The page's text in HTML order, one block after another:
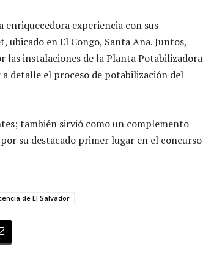
experiencia con sus
en El Congo, Santa Ana. Juntos,
instalaciones de la Planta Potabilizadora
detalle el proceso de potabilización del
también sirvió como un complemento
su destacado primer lugar en el concurso
de El Salvador